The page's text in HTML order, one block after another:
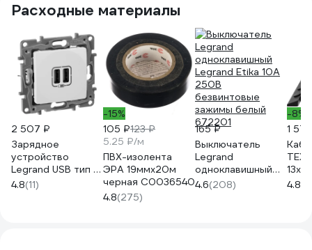
Расходные материалы
2 507 ₽
Зарядное
устройство
Legrand USB тип А
/ тип А Legrand
Etika 3000мА
4.8(11)
-15%
105 ₽123 ₽
5.25 ₽/м
ПВХ-изолента
ЭРА 19ммх20м
черная C0036540
4.8(275)
165 ₽
Выключатель
Legrand
одноклавишный
Legrand Etika 10А
250В
4.6(208)
-8%
1
1,5
4.8